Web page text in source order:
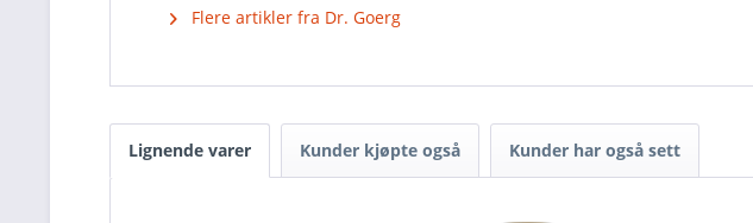
Flere artikler fra Dr. Goerg
Lignende varer Kunder kjøpte også Kunder har også sett